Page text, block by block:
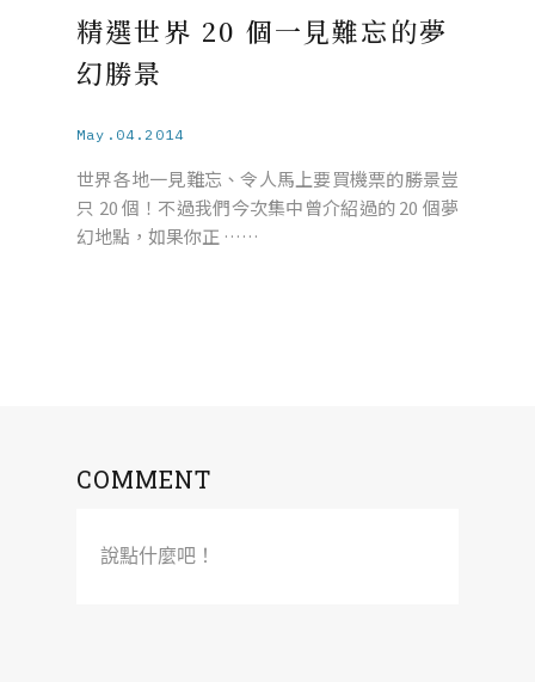
精選世界 20 個一見難忘的夢
幻勝景
May.04.2014
世界各地一見難忘、令人馬上要買機票的勝景豈
只 20 個！不過我們今次集中曾介紹過的 20 個夢
幻地點，如果你正 ……
COMMENT
說點什麼吧！